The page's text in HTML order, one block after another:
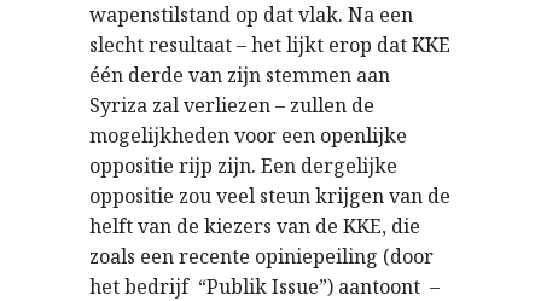
wapenstilstand op dat vlak. Na een
slecht resultaat – het lijkt erop dat KKE
één derde van zijn stemmen aan
Syriza zal verliezen – zullen de
mogelijkheden voor een openlijke
oppositie rijp zijn. Een dergelijke
oppositie zou veel steun krijgen van de
helft van de kiezers van de KKE, die
zoals een recente opiniepeiling (door
het bedrijf “Publik Issue”) aantoont –